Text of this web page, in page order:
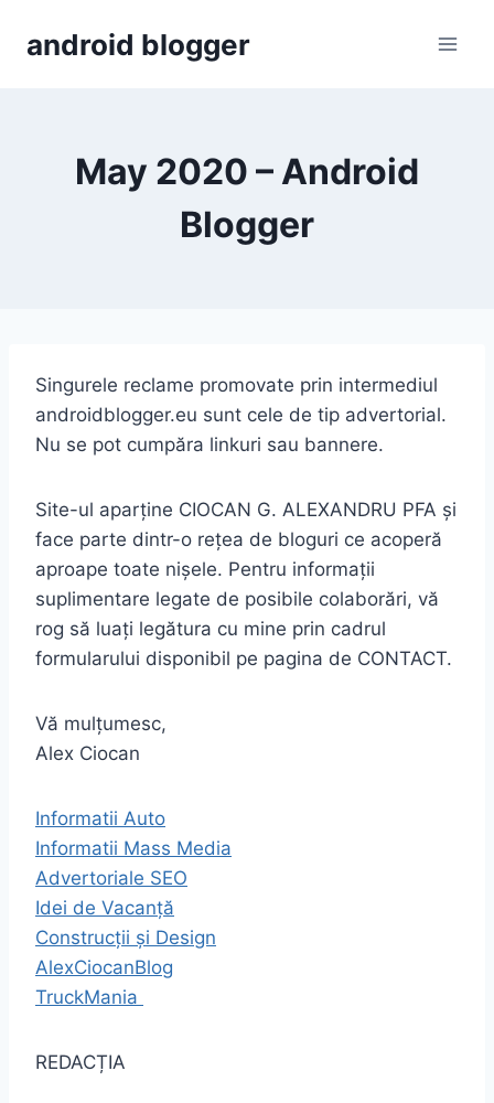
android blogger
May 2020 – Android
Blogger
Singurele reclame promovate prin intermediul
androidblogger.eu sunt cele de tip advertorial.
Nu se pot cumpăra linkuri sau bannere.
Site-ul aparține CIOCAN G. ALEXANDRU PFA și
face parte dintr-o rețea de bloguri ce acoperă
aproape toate nișele. Pentru informații
suplimentare legate de posibile colaborări, vă
rog să luați legătura cu mine prin cadrul
formularului disponibil pe pagina de CONTACT.
Vă mulțumesc,
Alex Ciocan
Informatii Auto
Informatii Mass Media
Advertoriale SEO
Idei de Vacanță
Construcții și Design
AlexCiocanBlog
TruckMania
REDACȚIA